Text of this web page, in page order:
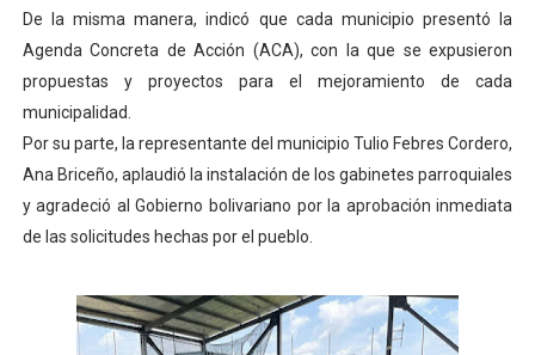
Encuentro estadal fortalece la coordinación de
Gobernador Arnaldo Sánchez apadrina a más de 993
Plan Quirúrgico Regional llega a Pueblo Llano con la
De la misma manera, indicó que cada municipio presentó la
Agenda Concreta de Acción (ACA), con la que se expusieron
propuestas y proyectos para el mejoramiento de cada
municipalidad.
Por su parte, la representante del municipio Tulio Febres Cordero,
Ana Briceño, aplaudió la instalación de los gabinetes parroquiales
y agradeció al Gobierno bolivariano por la aprobación inmediata
de las solicitudes hechas por el pueblo.